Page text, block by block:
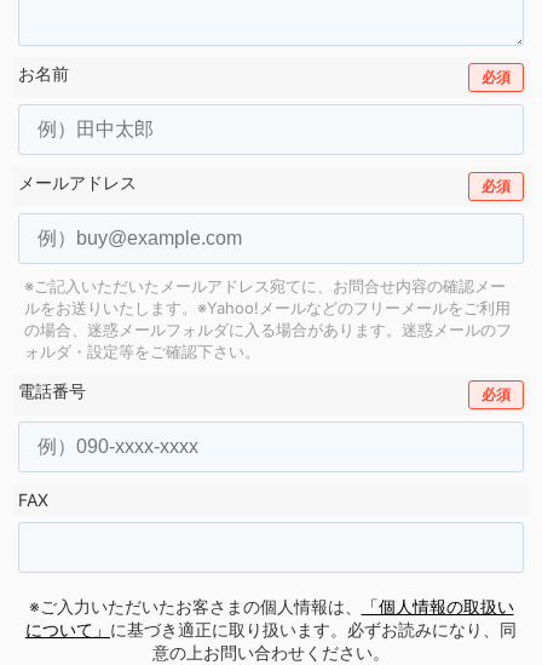
お名前 必須
メールアドレス 必須
※ご記入いただいたメールアドレス宛てに、お問合せ内容の確認メー
ルをお送りいたします。 ※Yahoo!メールなどのフリーメールをご利用
の場合、迷惑メールフォルダに入る場合があります。 迷惑メールのフ
ォルダ・設定等をご確認下さい。
電話番号 必須
FAX
※ご入力いただいたお客さまの個人情報は、
「個人情報の取扱い
について」 に基づき適正に取り扱います。必ずお読みになり、同
意の上お問い合わせください。